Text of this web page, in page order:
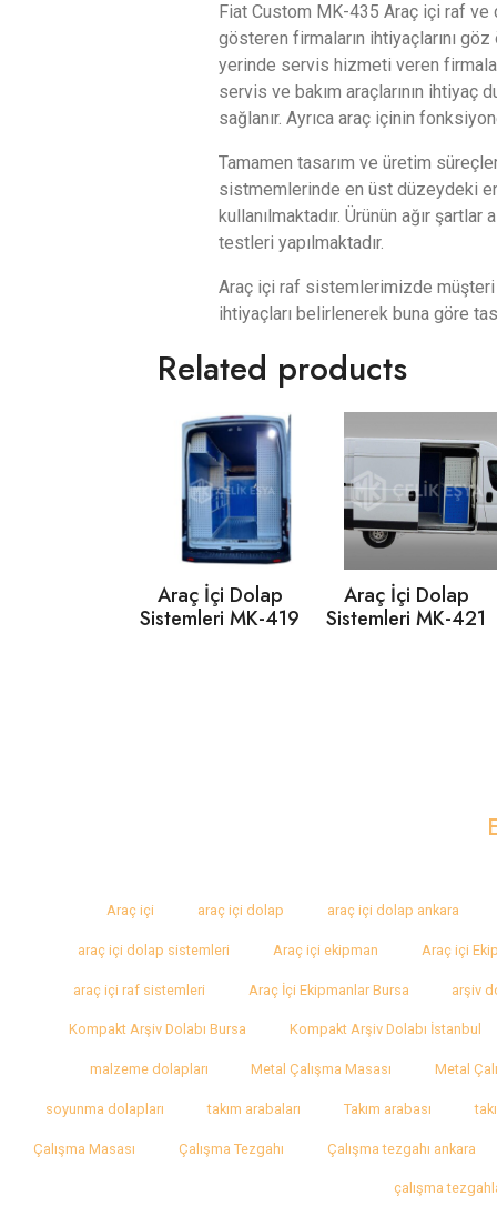
Fiat Custom MK-435 Araç içi raf
gösteren firmaların ihtiyaçlarını
yerinde servis hizmeti veren
servis ve bakım araçlarının ihtiyaç
sağlanır. Ayrıca araç içinin
Tamamen tasarım ve üretim
sistmemlerinde en üst düzeydeki
kullanılmaktadır. Ürünün ağır şartlar
testleri yapılmaktadır.
Araç içi raf sistemlerimizde müşteri
ihtiyaçları belirlenerek buna göre
Related products
Araç İçi Dolap
Sistemleri MK-419
Araç İçi Dolap
Sistemleri MK-421
Araç içi araç içi dolap araç içi dolap ankara
araç içi dolap sistemleri Araç içi ekipman Araç içi
araç içi raf sistemleri Araç İçi Ekipmanlar Bursa arşiv
Kompakt Arşiv Dolabı Bursa Kompakt Arşiv Dolabı İstanbul
malzeme dolapları Metal Çalışma Masası Metal
soyunma dolapları takım arabaları Takım arabası
Çalışma Masası Çalışma Tezgahı Çalışma tezgahı ankara
çalışma